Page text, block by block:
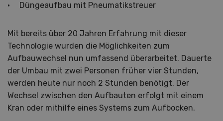
Düngeaufbau mit Pneumatikstreuer
Mit bereits über 20 Jahren Erfahrung mit dieser
Technologie wurden die Möglichkeiten zum
Aufbauwechsel nun umfassend überarbeitet. Dauerte
der Umbau mit zwei Personen früher vier Stunden,
werden heute nur noch 2 Stunden benötigt. Der
Wechsel zwischen den Aufbauten erfolgt mit einem
Kran oder mithilfe eines Systems zum Aufbocken.